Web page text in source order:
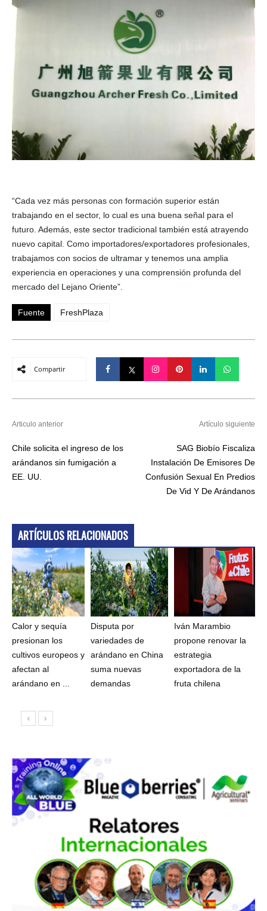
“Cada vez más personas con formación superior están
trabajando en el sector, lo cual es una buena señal para el
futuro. Además, este sector tradicional también está atrayendo
nuevo capital. Como importadores/exportadores profesionales,
trabajamos con socios de ultramar y tenemos una amplia
experiencia en operaciones y una comprensión profunda del
mercado del Lejano Oriente”.
Fuente FreshPlaza
Compartir
Articulo anterior
Chile solicita el ingreso de los
arándanos sin fumigación a
EE. UU.
Artículo siguiente
SAG Biobío Fiscaliza
Instalación De Emisores De
Confusión Sexual En Predios
De Vid Y De Arándanos
ARTÍCULOS RELACIONADOS
Calor y sequía
presionan los
cultivos europeos y
afectan al
arándano en ...
Disputa por
variedades de
arándano en China
suma nuevas
demandas
Iván Marambio
propone renovar la
estrategia
exportadora de la
fruta chilena